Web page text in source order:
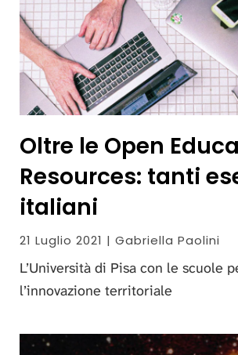
Oltre le Open
Resources: tanti
italiani
21 Luglio 2021 | Gabriella Paolini
L’Università di Pisa con le scuole
l’innovazione territoriale